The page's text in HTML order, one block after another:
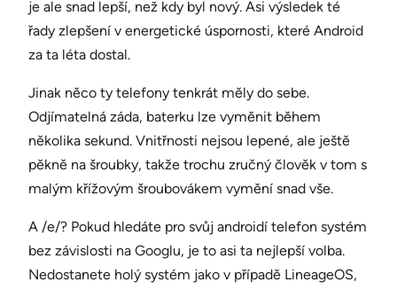
je ale snad lepší, než kdy byl nový. Asi výsledek té
řady zlepšení v energetické úspornosti, které Android
za ta léta dostal.
Jinak něco ty telefony tenkrát měly do sebe.
Odjímatelná záda, baterku lze vyměnit během
několika sekund. Vnitřnosti nejsou lepené, ale ještě
pěkně na šroubky, takže trochu zručný člověk v tom s
malým křížovým šroubovákem vymění snad vše.
A /e/? Pokud hledáte pro svůj androidí telefon systém
bez závislosti na Googlu, je to asi ta nejlepší volba.
Nedostanete holý systém jako v případě LineageOS,